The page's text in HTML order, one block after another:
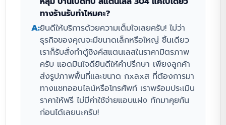
ทางร้านรับทำไหมคะ?
A:ยินดีให้บริการด้วยความเต็มใจเลยครับ! ไม่ว่า
ธุรกิจของคุณจะมีขนาดเล็กหรือใหญ่ ชิ้นเดียว
เราก็รับสั่งทำตู้ซิงค์สแตนเลสในราคามิตรภาพ
ครับ แอดมินใจดียินดีให้คำปรึกษา เพียงลูกค้า
ส่งรูปภาพพื้นที่และขนาด กxลxส ที่ต้องการมา
ทางแชทออนไลน์หรือโทรศัพท์ เราพร้อมประเมิน
ราคาให้ฟรี ไม่มีค่าใช้จ่ายแอบแฝง ทักมาคุยกัน
ก่อนได้เลยนะครับ!